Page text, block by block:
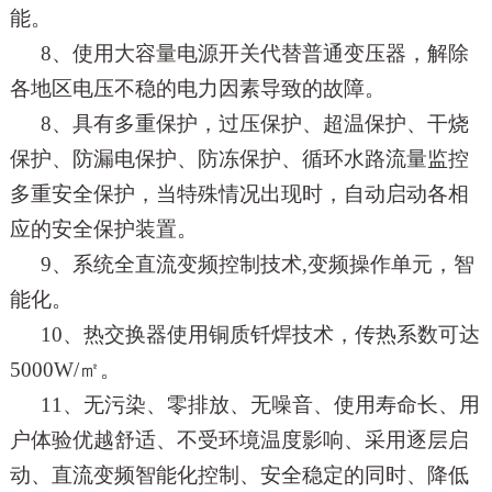
能。
8、使用大容量电源开关代替普通变压器，解除
各地区电压不稳的电力因素导致的故障。
8、具有多重保护，过压保护、超温保护、干烧
保护、防漏电保护、防冻保护、循环水路流量监控
多重安全保护， 当特殊情况出现时，自动启动各相
应的安全保护装置。
9、系统全直流变频控制技术,变频操作单元，智
能化。
10、热交换器使用铜质钎焊技术，传热系数可达
5000W/㎡。
11 、无污染、零排放、无噪音、使用寿命长、用
户体验优越舒适、不受环境温度影响、采用逐层启
动、直流变频智能化控制、安全稳定的同时、降低